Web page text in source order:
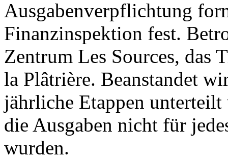
Ausgabenverpflichtung
Finanzinspektion fest.
Zentrum Les Sources, das
la Plâtrière. Beanstandet
jährliche Etappen unterteilt
die Ausgaben nicht für
wurden.